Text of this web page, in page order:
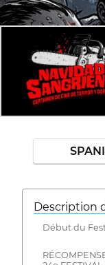
Description
Début du